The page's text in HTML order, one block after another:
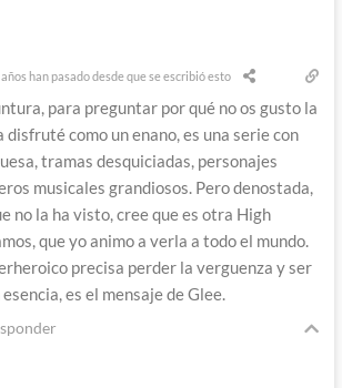
años han pasado desde que se escribió esto
para preguntar por qué no os gusto la
disfruté como un enano, es una serie con
tramas desquiciadas, personajes
musicales grandiosos. Pero denostada,
no la ha visto, cree que es otra High
que yo animo a verla a todo el mundo.
precisa perder la verguenza y ser
es el mensaje de Glee.